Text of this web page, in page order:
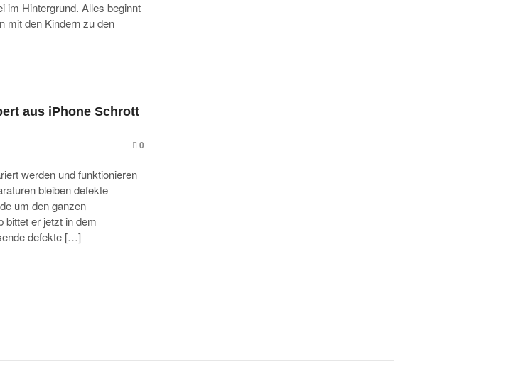
im Hintergrund. Alles beginnt
mit den Kindern zu den
aus iPhone Schrott
0
werden und funktionieren
bleiben defekte
um den ganzen
bittet er jetzt in dem
defekte […]